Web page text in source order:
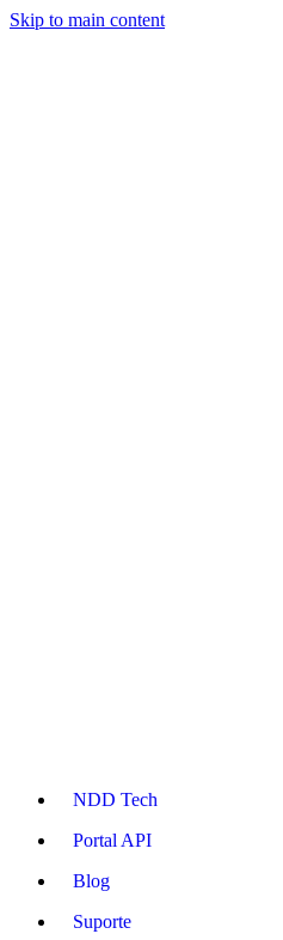
Skip to main content
NDD Tech
Portal API
Blog
Suporte